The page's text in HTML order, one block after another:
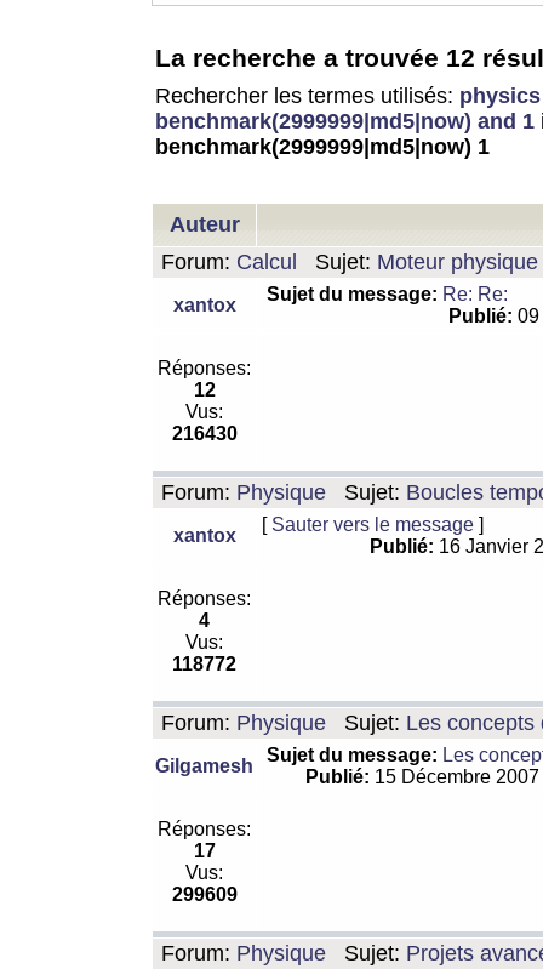
La recherche a trouvée 12
Rechercher les termes utilisés:
benchmark(2999999|md5|now) and 1
benchmark(2999999|md5|now) 1
Auteur
Forum: Calcul Sujet: Moteur
xantox
Sujet du message: Re: Re:
Publié:
Réponses:
12
Vus:
216430
Forum: Physique Sujet: Boucles
xantox
[ Sauter vers le message ]
Publié: 16 Janvier
Réponses:
4
Vus:
118772
Forum: Physique Sujet: Les concepts
Gilgamesh
Sujet du message: Les
Publié: 15 Décembre
Réponses:
17
Vus:
299609
Forum: Physique Sujet: Projets